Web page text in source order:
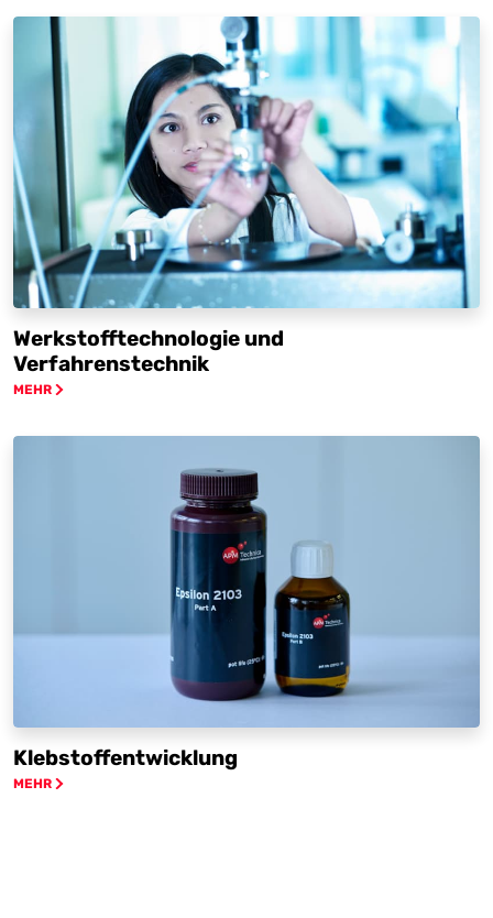
Werkstofftechnologie und
Verfahrenstechnik
MEHR
Klebstoffentwicklung
MEHR